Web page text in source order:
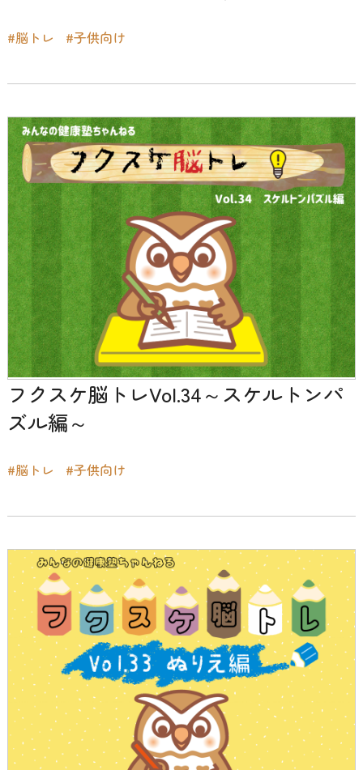
#脳トレ #子供向け
フクスケ脳トレVol.34～スケルトンパ
ズル編～
#脳トレ #子供向け